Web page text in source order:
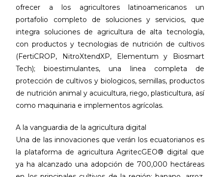
ofrecer a los agricultores latinoamericanos un
portafolio completo de soluciones y servicios, que
integra soluciones de agricultura de alta tecnología,
con productos y tecnologias de nutrición de cultivos
(FertiCROP, NitroXtendXP, Elementum y Biosmart
Tech); bioestimulantes, una linea completa de
protección de cultivos y biologicos, semillas, productos
de nutrición animal y acuicultura, riego, plasticultura, así
como maquinaria e implementos agrícolas.
A la vanguardia de la agricultura digital
Una de las innovaciones que verán los ecuatorianos es
la plataforma de agricultura AgritecGEO® digital que
ya ha alcanzado una adopción de 700,000 hectáreas